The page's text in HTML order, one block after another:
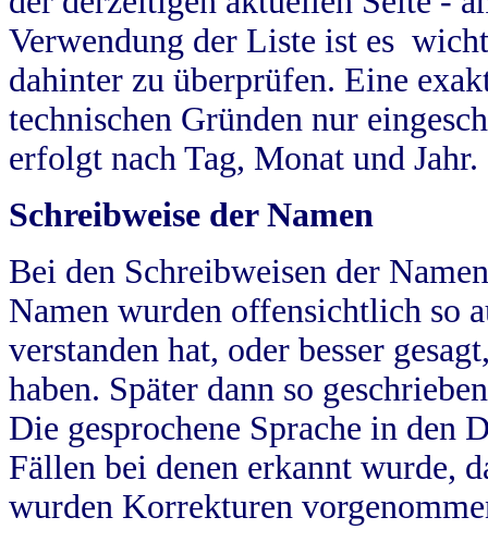
Verwendung der Liste ist es
dahinter zu überprüfen. Eine
technischen Gründen nur
erfolgt nach Tag, Monat und Jahr.
Schreibweise der Namen
Bei den Schreibweisen der
Namen wurden offensichtlich so
verstanden hat, oder besser
haben. Später dann so
Die gesprochene Sprache in
Fällen bei denen erkannt wurde,
wurden Korrekturen